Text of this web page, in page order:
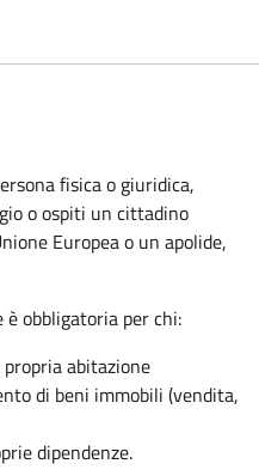
fisica o giuridica,
o ospiti un cittadino
Europea o un apolide,
è obbligatoria per chi:
abitazione
di beni immobili (vendita,
dipendenze.